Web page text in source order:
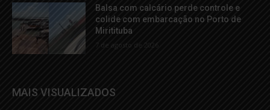
Balsa com calcário perde controle e
colide com embarcação no Porto de
Miritituba
7 de agosto de 2026
MAIS VISUALIZADOS